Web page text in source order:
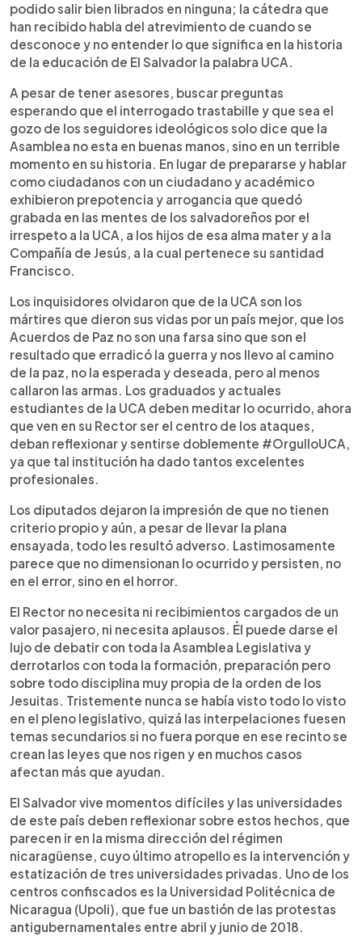
podido salir bien librados en ninguna; la cátedra que
han recibido habla del atrevimiento de cuando se
desconoce y no entender lo que significa en la historia
de la educación de El Salvador la palabra UCA.
A pesar de tener asesores, buscar preguntas
esperando que el interrogado trastabille y que sea el
gozo de los seguidores ideológicos solo dice que la
Asamblea no esta en buenas manos, sino en un terrible
momento en su historia. En lugar de prepararse y hablar
como ciudadanos con un ciudadano y académico
exhibieron prepotencia y arrogancia que quedó
grabada en las mentes de los salvadoreños por el
irrespeto a la UCA, a los hijos de esa alma mater y a la
Compañía de Jesús, a la cual pertenece su santidad
Francisco.
Los inquisidores olvidaron que de la UCA son los
mártires que dieron sus vidas por un país mejor, que los
Acuerdos de Paz no son una farsa sino que son el
resultado que erradicó la guerra y nos llevo al camino
de la paz, no la esperada y deseada, pero al menos
callaron las armas. Los graduados y actuales
estudiantes de la UCA deben meditar lo ocurrido, ahora
que ven en su Rector ser el centro de los ataques,
deban reflexionar y sentirse doblemente #OrgulloUCA,
ya que tal institución ha dado tantos excelentes
profesionales.
Los diputados dejaron la impresión de que no tienen
criterio propio y aún, a pesar de llevar la plana
ensayada, todo les resultó adverso. Lastimosamente
parece que no dimensionan lo ocurrido y persisten, no
en el error, sino en el horror.
El Rector no necesita ni recibimientos cargados de un
valor pasajero, ni necesita aplausos. Él puede darse el
lujo de debatir con toda la Asamblea Legislativa y
derrotarlos con toda la formación, preparación pero
sobre todo disciplina muy propia de la orden de los
Jesuitas. Tristemente nunca se había visto todo lo visto
en el pleno legislativo, quizá las interpelaciones fuesen
temas secundarios si no fuera porque en ese recinto se
crean las leyes que nos rigen y en muchos casos
afectan más que ayudan.
El Salvador vive momentos difíciles y las universidades
de este país deben reflexionar sobre estos hechos, que
parecen ir en la misma dirección del régimen
nicaragüense, cuyo último atropello es la intervención y
estatización de tres universidades privadas. Uno de los
centros confiscados es la Universidad Politécnica de
Nicaragua (Upoli), que fue un bastión de las protestas
antigubernamentales entre abril y junio de 2018.